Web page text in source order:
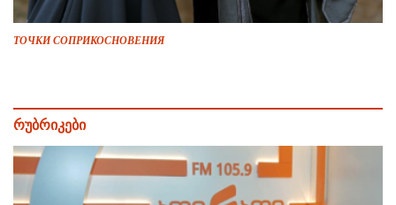
ТОЧКИ СОПРИКОСНОВЕНИЯ
რუბრიკები